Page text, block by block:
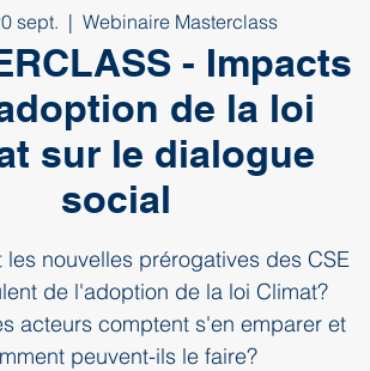
sept.
  |
Webinaire Masterclass
- Impacts
de la loi
sur le dialogue
social
les nouvelles prérogatives des CSE
de l'adoption de la loi Climat?
acteurs comptent s'en emparer et
peuvent-ils le faire?